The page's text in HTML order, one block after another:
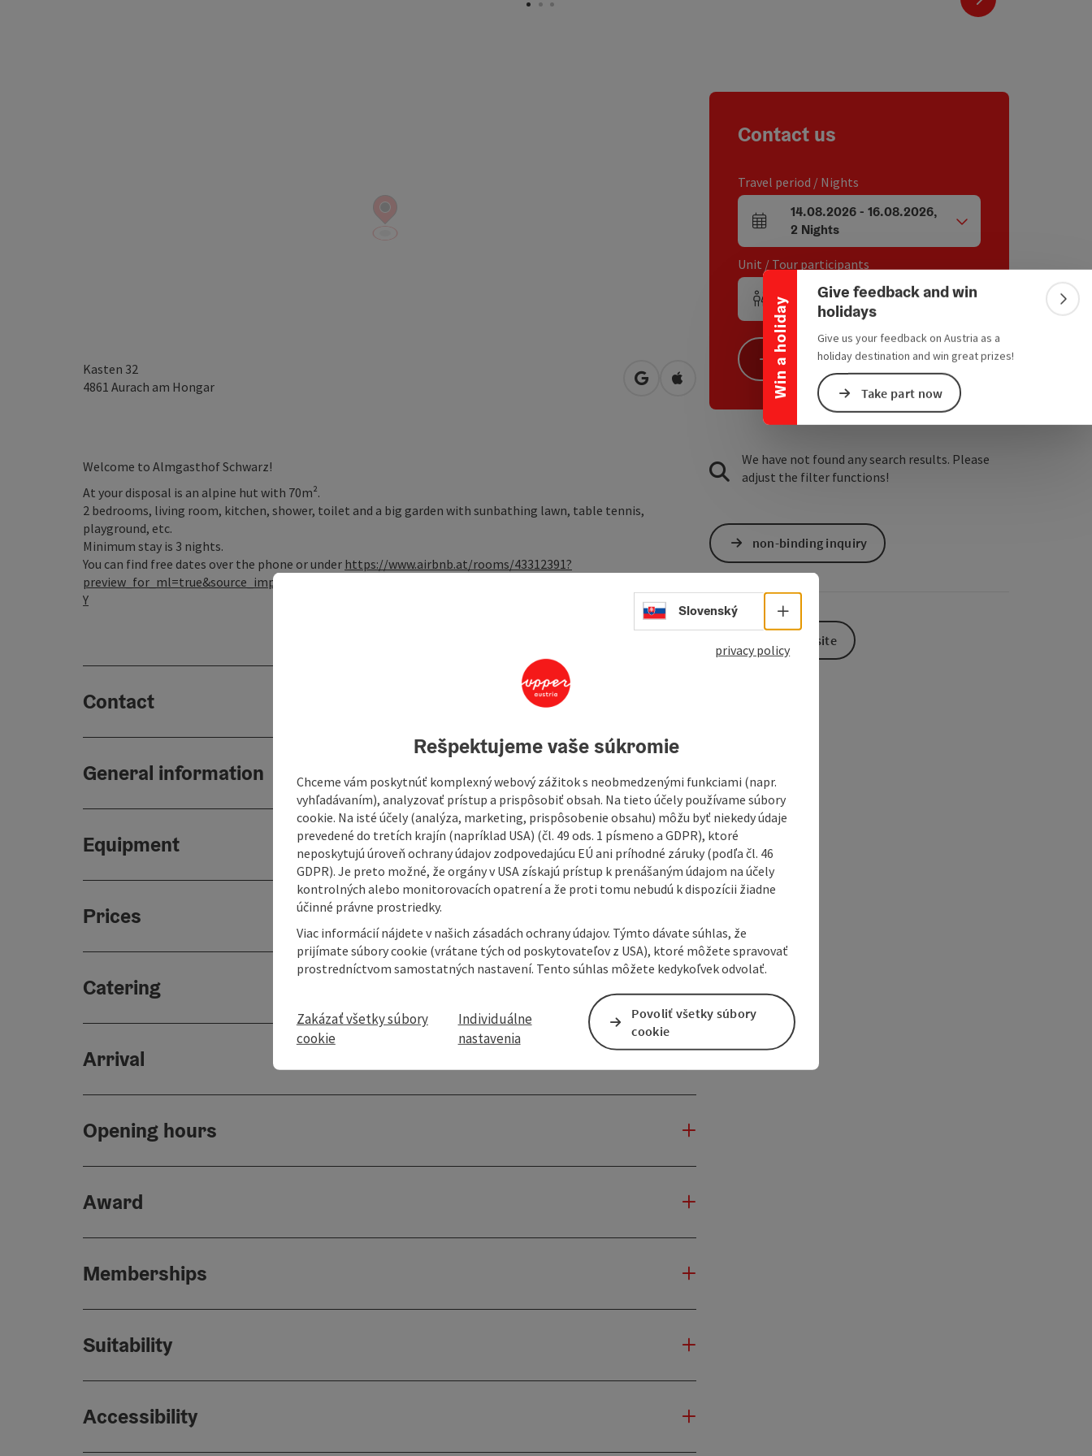
Win a holiday
Collapse banner
Give feedback and win
holidays
Give us your feedback on Austria as a
holiday destination and win great prizes!
Take part now
Kasten 32
4861 Aurach am Hongar open in Google Maps
Open in Apple Maps
Welcome to Almgasthof Schwarz!
At your disposal is an alpine hut with 70m².
2 bedrooms, living room, kitchen, shower, toilet and a big garden with sunbathing lawn, table tennis,
playground, etc.
Minimum stay is 3 nights.
You can find free dates over the phone or under https://www.airbnb.at/rooms/43312391?
Y
Contact
General information
Equipment
Prices
Catering
Arrival
Opening hours
Award
Memberships
Suitability
Accessibility
Contact us
Travel period / Nights
arrival and departure fields
14.08.2026- 16.08.2026,
2 Nights
Unit / Tour participants
Number of units and person fields
Unit,2Adults,0Children
Search
We have not found any search results. Please
adjust the filter functions!
non-binding inquiry
To the website
Select language - Open menu
Slovenský
privacy policy
Rešpektujeme vaše súkromie
Chceme vám poskytnúť komplexný webový zážitok s neobmedzenými funkciami (napr.
vyhľadávaním), analyzovať prístup a prispôsobiť obsah. Na tieto účely používame súbory
cookie. Na isté účely (analýza, marketing, prispôsobenie obsahu) môžu byť niekedy údaje
prevedené do tretích krajín (napríklad USA) (čl. 49 ods. 1 písmeno a GDPR), ktoré
neposkytujú úroveň ochrany údajov zodpovedajúcu EÚ ani príhodné záruky (podľa čl. 46
GDPR). Je preto možné, že orgány v USA získajú prístup k prenášaným údajom na účely
kontrolných alebo monitorovacích opatrení a že proti tomu nebudú k dispozícii žiadne
účinné právne prostriedky.
Viac informácií nájdete v našich zásadách ochrany údajov. Týmto dávate súhlas, že
prijímate súbory cookie (vrátane tých od poskytovateľov z USA), ktoré môžete spravovať
prostredníctvom samostatných nastavení. Tento súhlas môžete kedykoľvek odvolať.
Zakázať všetky súbory
cookie
Individuálne
nastavenia
Povoliť všetky súbory
cookie